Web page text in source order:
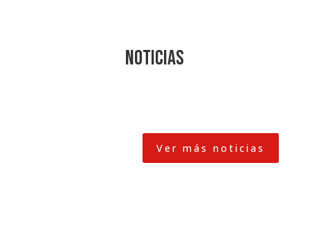
Noticias
Ver más noticias